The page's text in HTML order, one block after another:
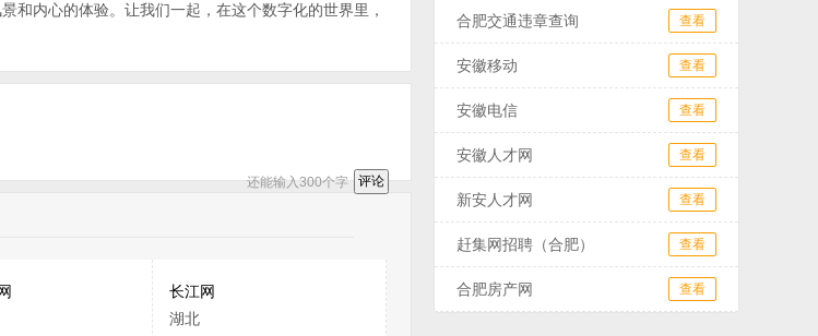
和内心的体验。让我们一起，在这个数字化的世界里，
还能输入300个字
长江网
湖北
合肥交通违章查询 查看
安徽移动 查看
安徽电信 查看
安徽人才网 查看
新安人才网 查看
赶集网招聘（合肥） 查看
合肥房产网 查看